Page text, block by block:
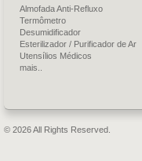
Almofada Anti-Refluxo
Termômetro
Desumidificador
Esterilizador / Purificador de Ar
Utensílios Médicos
mais..
© 2026 All Rights Reserved.